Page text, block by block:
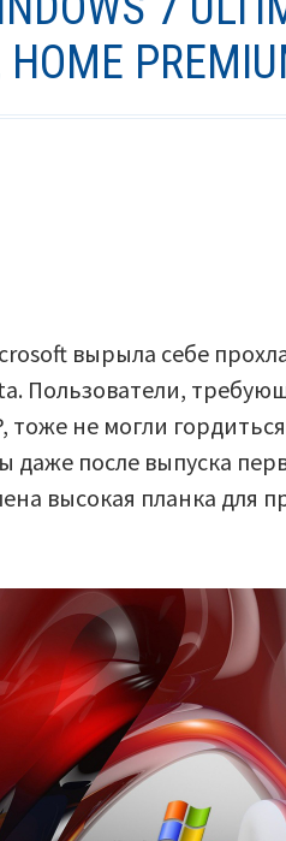
HOME
вырыла себе
Пользователи,
тоже не могли
даже после выпуска
высокая планка для